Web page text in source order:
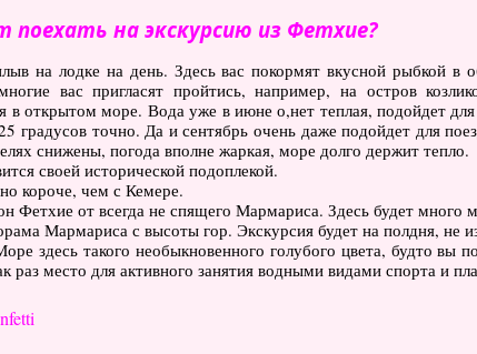
поехать на экскурсию из Фетхие?
на лодке на день. Здесь вас покормят вкусной рыбкой в
вас пригласят пройтись, например, на остров
в открытом море. Вода уже в июне о,нет теплая, подойдет
точно. Да и сентябрь очень даже подойдет для
снижены, погода вполне жаркая, море долго держит тепло.
своей исторической подоплекой.
короче, чем с Кемере.
Фетхие от всегда не спящего Мармариса. Здесь будет много
Мармариса с высоты гор. Экскурсия будет на полдня, не
здесь такого необыкновенного голубого цвета, будто вы
место для активного занятия водными видами спорта и